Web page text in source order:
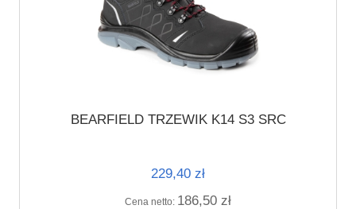
BEARFIELD TRZEWIK K14 S3 SRC
229,40 zł
Cena netto: 186,50 zł